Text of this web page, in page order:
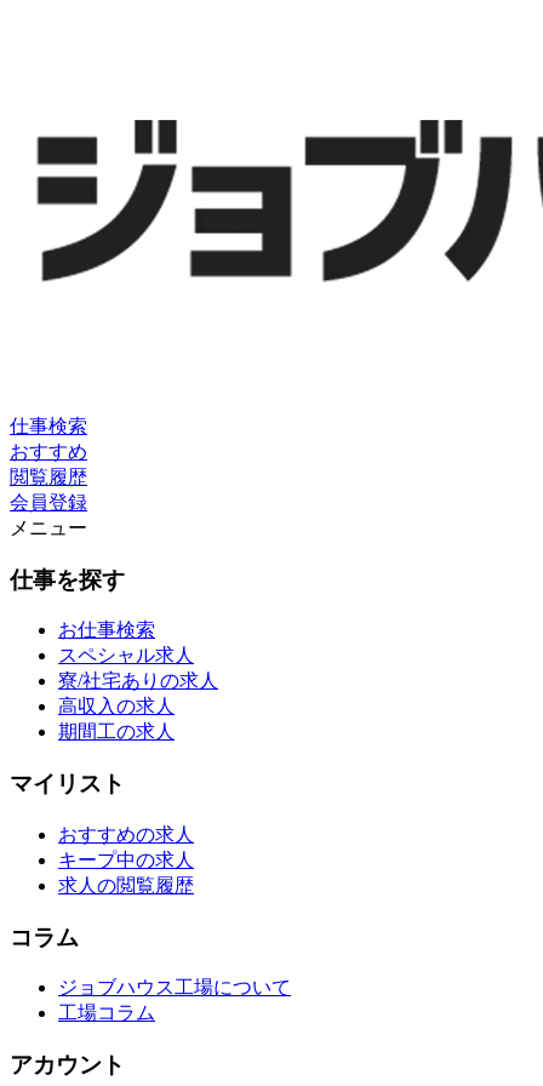
仕事検索
おすすめ
閲覧履歴
会員登録
メニュー
仕事を探す
お仕事検索
スペシャル求人
寮/社宅ありの求人
高収入の求人
期間工の求人
マイリスト
おすすめの求人
キープ中の求人
求人の閲覧履歴
コラム
ジョブハウス工場について
工場コラム
アカウント